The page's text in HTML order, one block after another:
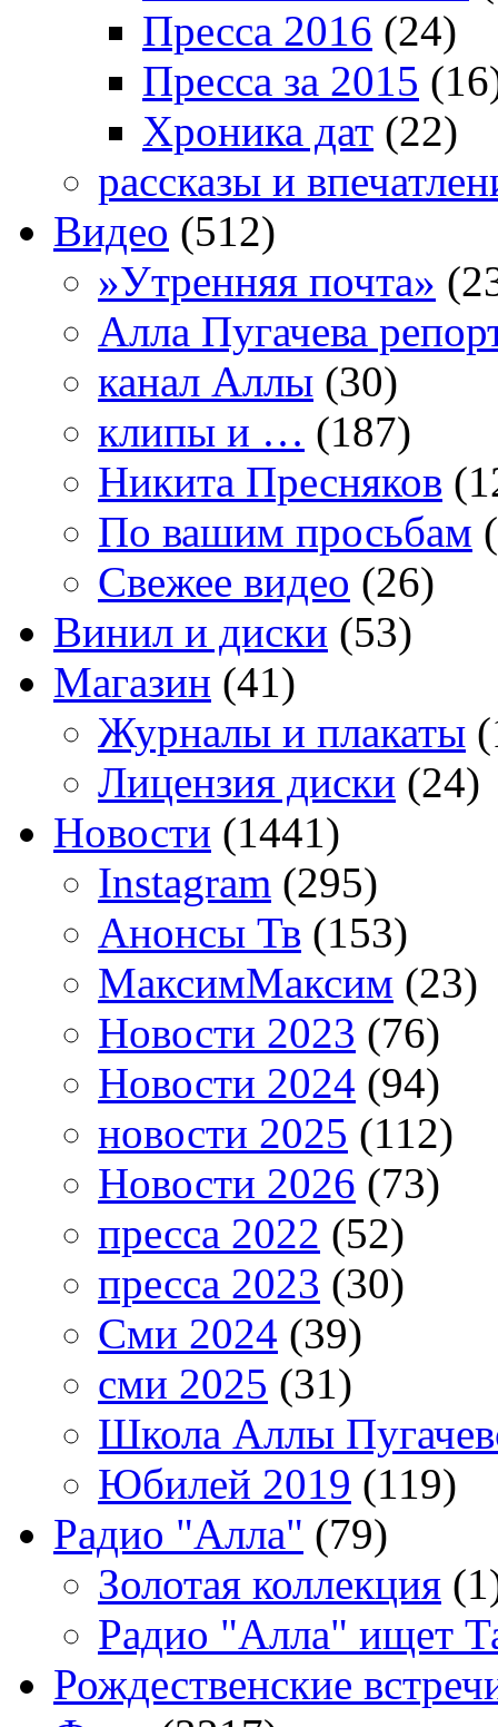
Пресса 2016 (24)
Пресса за 2015
Хроника дат (22)
рассказы и
Видео (512)
»Утренняя почта»
Алла Пугачева
канал Аллы (30)
клипы и … (187)
Никита Пресняков
По вашим просьбам
Свежее видео (26)
Винил и диски (53)
Магазин (41)
Журналы и плакаты
Лицензия диски (24)
Новости (1441)
Instagram (295)
Анонсы Тв (153)
МаксимМаксим (23)
Новости 2023 (76)
Новости 2024 (94)
новости 2025 (112)
Новости 2026 (73)
пресса 2022 (52)
пресса 2023 (30)
Сми 2024 (39)
сми 2025 (31)
Школа Аллы
Юбилей 2019 (119)
Радио "Алла" (79)
Золотая коллекция
Радио "Алла" ищет
Рождественские